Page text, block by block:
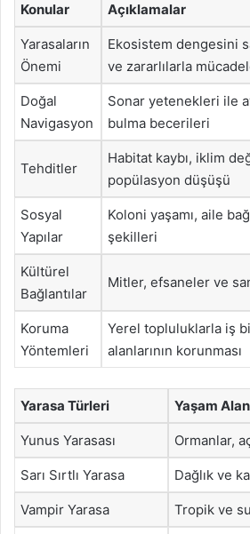
Konular Açıklamalar
Yarasaların
Önemi
Ekosistem dengesini
ve zararlılarla
Doğal
Navigasyon
Sonar yetenekleri ile
bulma becerileri
Tehditler
Habitat kaybı, iklim
popülasyon düşüşü
Sosyal
Yapılar
Koloni yaşamı, aile
şekilleri
Kültürel
Bağlantılar
Mitler, efsaneler ve
Koruma
Yöntemleri
Yerel topluluklarla iş
alanlarının korunması
Yarasa Türleri Yaşam
Yunus Yarasası Ormanlar,
Sarı Sırtlı Yarasa Dağlık ve
Vampir Yarasa Tropik ve